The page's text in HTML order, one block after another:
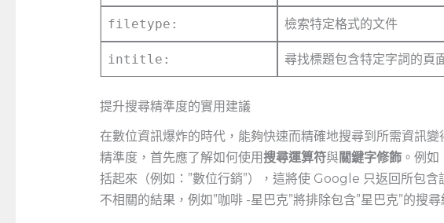
filetype: 檢索特定格式的文件
intitle: 尋找標題包含特定字詞的頁
提升搜尋精準度的實用建議
在數位資訊爆炸的時代，能夠快速而精確地搜尋到所需資訊
精準度，首先應了解如何使用搜尋運算符與關鍵字修飾。例如
括起來（例如：”數位行銷”），這將使 Google‍ 只返回所包
不相關的結果，例如”咖啡⁣ -星巴克”將排除包含”星巴克”的搜尋